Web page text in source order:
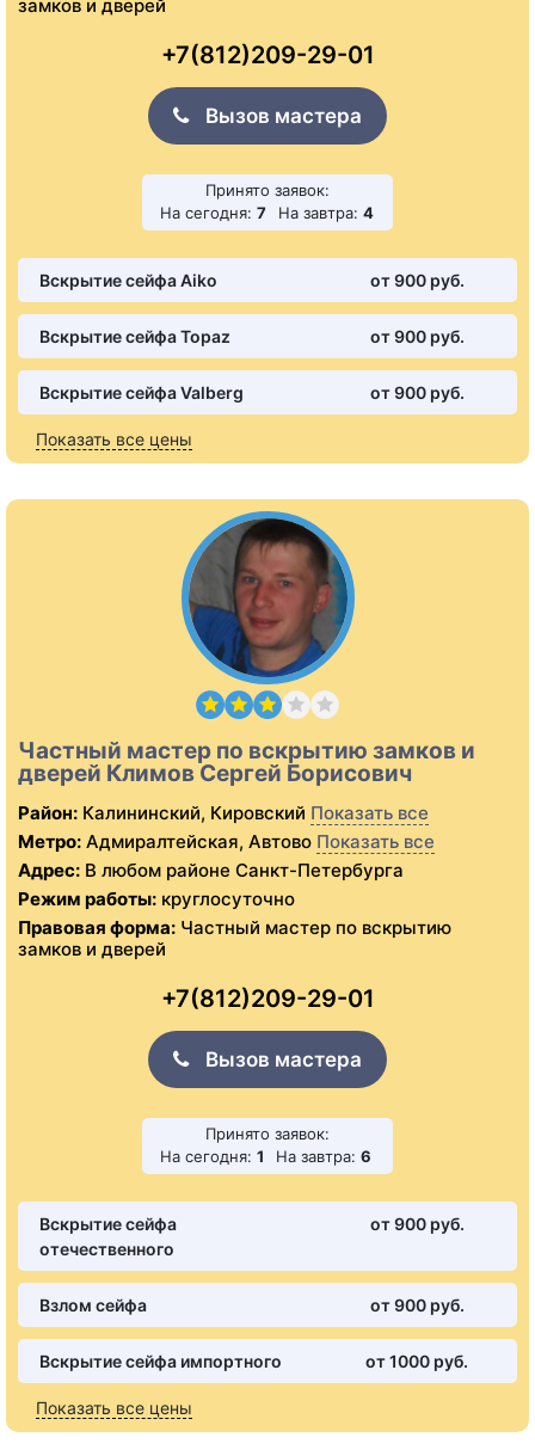
замков и дверей
+7(812)209-29-01
Вызов мастера
Принято заявок:
На сегодня: 7 На завтра: 4
Вскрытие сейфа Aiko от 900 pуб.
Вскрытие сейфа Topaz от 900 pуб.
Вскрытие сейфа Valberg от 900 pуб.
Показать все цены
Частный мастер по вскрытию замков и
дверей Климов Сергей Борисович
Район: Калининский, Кировский Показать все
Метро: Адмиралтейская, Автово Показать все
Адрес: В любом районе Санкт-Петербурга
Режим работы: круглосуточно
Правовая форма: Частный мастер по вскрытию
замков и дверей
+7(812)209-29-01
Вызов мастера
Принято заявок:
На сегодня: 1 На завтра: 6
Вскрытие сейфа
отечественного
от 900 pуб.
Взлом сейфа от 900 pуб.
Вскрытие сейфа импортного от 1000 pуб.
Показать все цены